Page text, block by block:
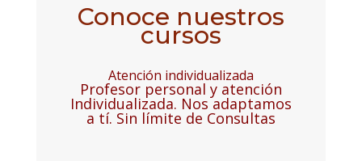
Conoce nuestros
cursos
Atención individualizada
Profesor personal y atención
Individualizada. Nos adaptamos
a tí. Sin límite de Consultas